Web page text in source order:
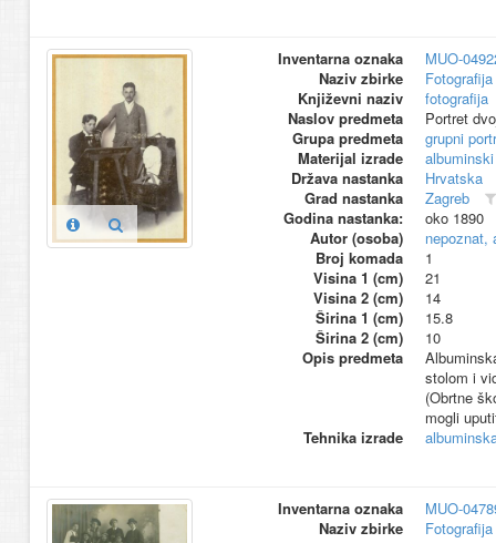
Inventarna oznaka
MUO-
Naziv zbirke
Književni naziv
fotografija
Naslov predmeta
Portret
Grupa predmeta
grupni
Materijal izrade
Država nastanka
Hrvatska
Grad nastanka
Zagreb
Godina nastanka:
oko 1890
Autor (osoba)
nepoznat,
Broj komada
1
Visina 1 (cm)
21
Visina 2 (cm)
14
Širina 1 (cm)
15.8
Širina 2 (cm)
10
Opis predmeta
stolom i
(Obrtne
mogli
Tehnika izrade
Inventarna oznaka
MUO-
Naziv zbirke